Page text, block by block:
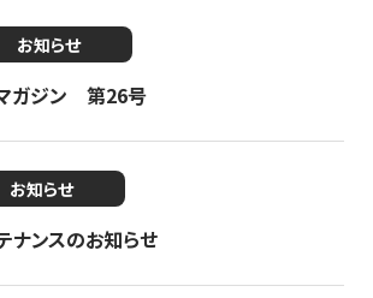
お知らせ
ガジン 第26号
お知らせ
ナンスのお知らせ